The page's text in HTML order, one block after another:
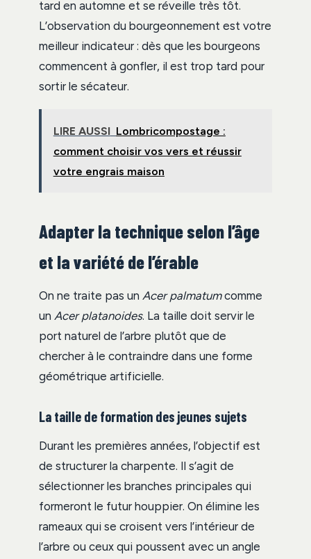
tard en automne et se réveille très tôt.
L’observation du bourgeonnement est votre
meilleur indicateur : dès que les bourgeons
commencent à gonfler, il est trop tard pour
sortir le sécateur.
LIRE AUSSI Lombricompostage :
comment choisir vos vers et réussir
votre engrais maison
Adapter la technique selon l’âge
et la variété de l’érable
On ne traite pas un Acer palmatumcomme
un Acer platanoides. La taille doit servir le
port naturel de l’arbre plutôt que de
chercher à le contraindre dans une forme
géométrique artificielle.
La taille de formation des jeunes sujets
Durant les premières années, l’objectif est
de structurer la charpente. Il s’agit de
sélectionner les branches principales qui
formeront le futur houppier. On élimine les
rameaux qui se croisent vers l’intérieur de
l’arbre ou ceux qui poussent avec un angle